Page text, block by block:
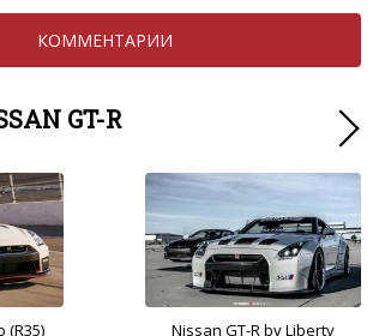
КОММЕНТАРИИ
GT-R
(R35)
Nissan GT-R by Liberty